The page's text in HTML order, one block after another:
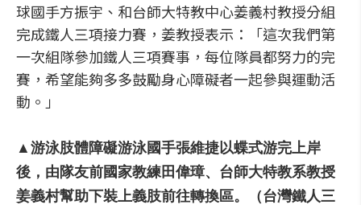
球國手方振宇、和台師大特教中心姜義村教授分組
完成鐵人三項接力賽，姜教授表示：「這次我們第
一次組隊參加鐵人三項賽事，每位隊員都努力的完
賽，希望能夠多多鼓勵身心障礙者一起參與運動活
動。」
▲游泳肢體障礙游泳國手張維捷以蝶式游完上岸
後，由隊友前國家教練田偉璋、台師大特教系教授
姜義村幫助下裝上義肢前往轉換區。（台灣鐵人三